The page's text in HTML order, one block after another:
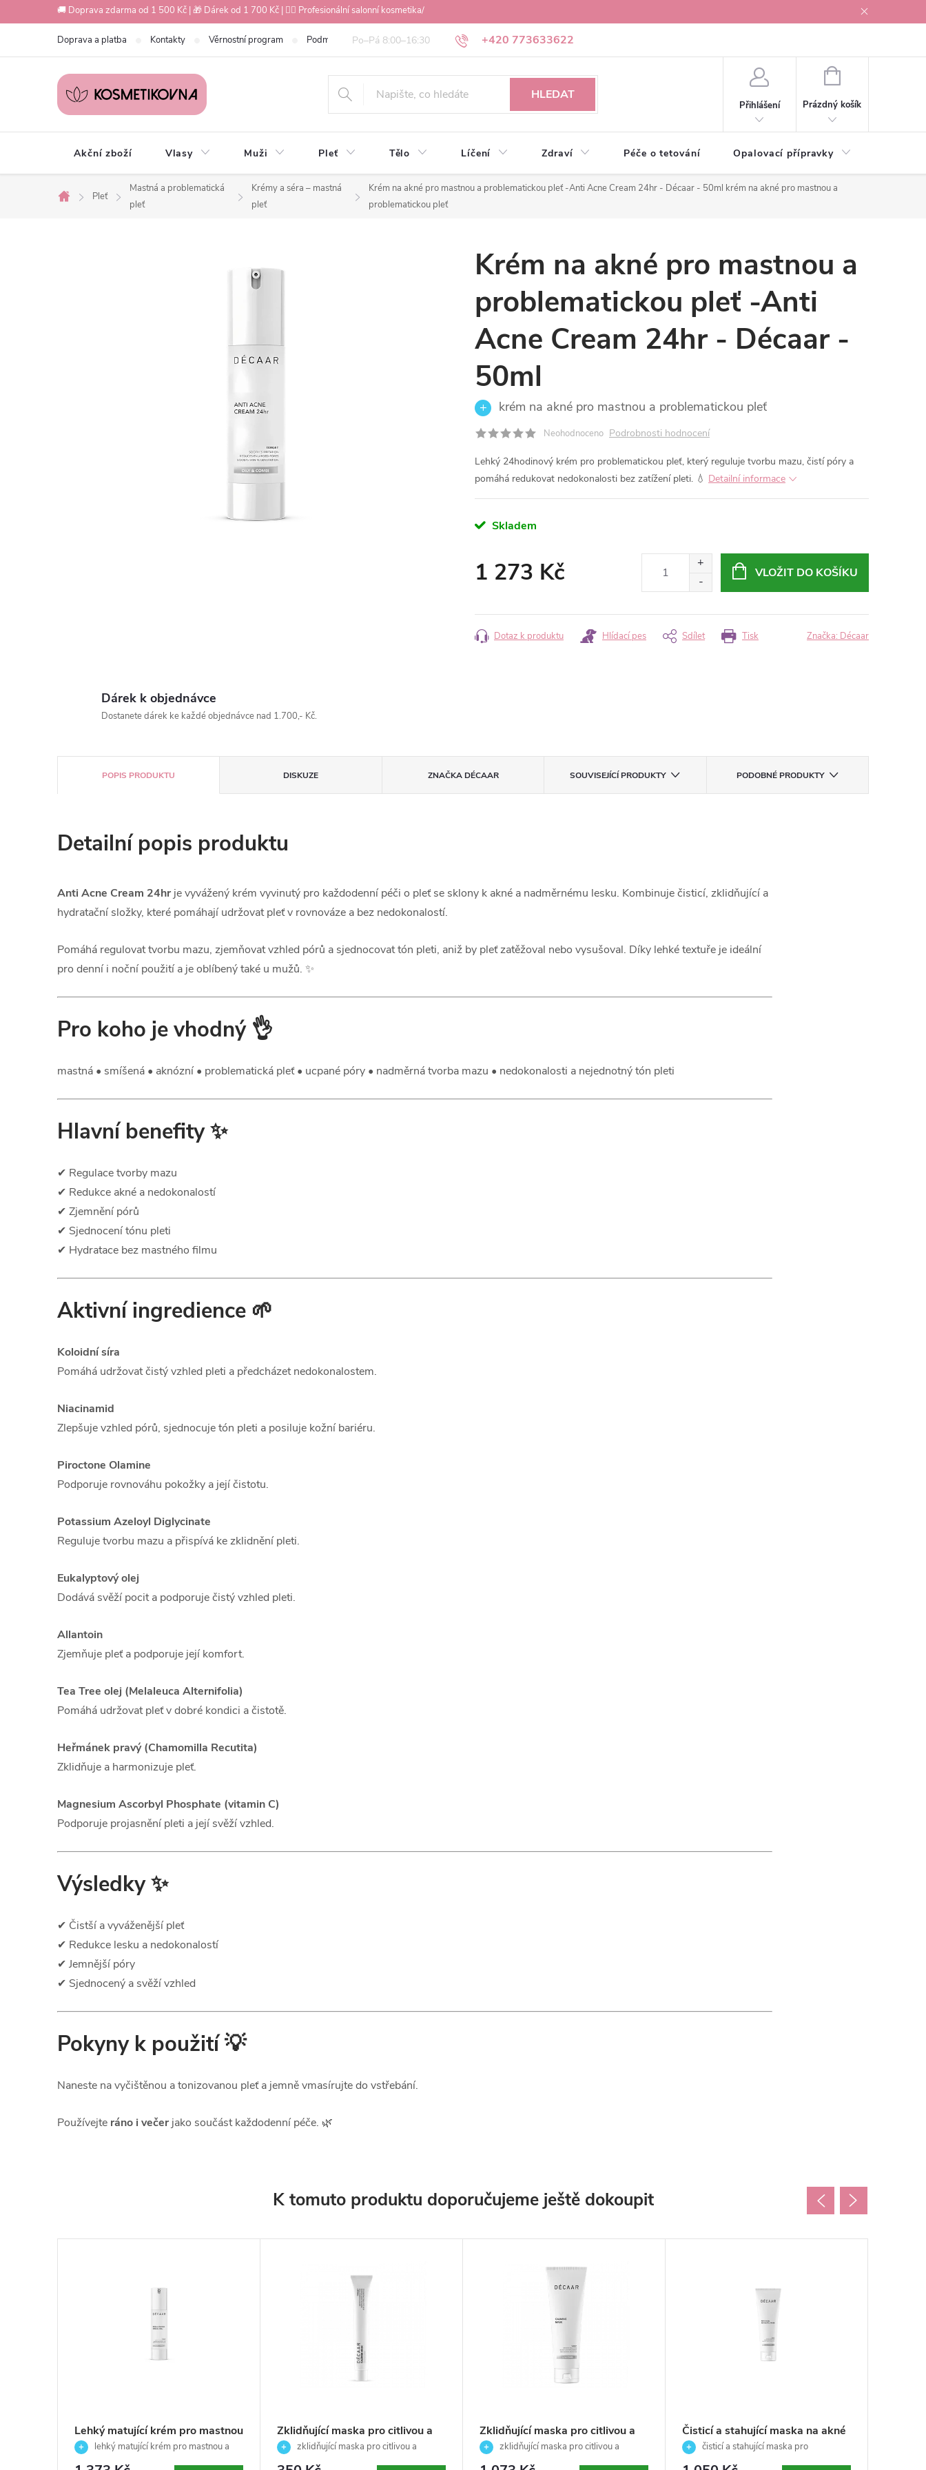
na
🚚 Doprava zdarma od 1 500 Kč | 🎁 Dárek od 1 700 Kč | 💇‍♀️ Profesionální salonní kosmetika/
+420 773633622
Doprava a platba Kontakty Věrnostní program Podmínky ochrany osobních údajů Obchodní podmínky Osobní odběr v Ostravě
HLEDAT
Přihlášení
NÁKUPNÍ
Prázdný košík
Akční zboží Vlasy Muži Pleť Tělo Líčení Zdraví Péče o tetování Opalovací přípravky
Domů
Pleť
Mastná a problematická
pleť
Krémy a séra – mastná
pleť
Krém na akné pro mastnou a problematickou pleť -Anti Acne Cream 24hr - Décaar - 50ml krém na akné pro mastnou a
problematickou pleť
Krém na akné pro mastnou a
problematickou pleť -Anti
Acne Cream 24hr - Décaar -
50ml
krém na akné pro mastnou a problematickou pleť
Neohodnoceno Podrobnosti hodnocení
Lehký 24hodinový krém pro problematickou pleť, který reguluje tvorbu mazu, čistí póry a
pomáhá redukovat nedokonalosti bez zatížení pleti. 💧 Detailní informace
Skladem
1 273 Kč VLOŽIT DO KOŠÍKU
Tisk
Dotaz k produktu Hlídací pes Sdílet Značka: Décaar
Dárek k objednávce
Dostanete dárek ke každé objednávce nad 1.700,- Kč.
POPIS PRODUKTU DISKUZE ZNAČKADÉCAAR SOUVISEJÍCÍ PRODUKTY PODOBNÉ PRODUKTY
Detailní popis produktu
Anti Acne Cream 24hr je vyvážený krém vyvinutý pro každodenní péči o pleť se sklony k akné a nadměrnému lesku. Kombinuje čisticí, zklidňující a
hydratační složky, které pomáhají udržovat pleť v rovnováze a bez nedokonalostí.
Pomáhá regulovat tvorbu mazu, zjemňovat vzhled pórů a sjednocovat tón pleti, aniž by pleť zatěžoval nebo vysušoval. Díky lehké textuře je ideální
pro denní i noční použití a je oblíbený také u mužů. ✨
Pro koho je vhodný 👌
mastná • smíšená • aknózní • problematická pleť • ucpané póry • nadměrná tvorba mazu • nedokonalosti a nejednotný tón pleti
Hlavní benefity ✨
✔ Regulace tvorby mazu
✔ Redukce akné a nedokonalostí
✔ Zjemnění pórů
✔ Sjednocení tónu pleti
✔ Hydratace bez mastného filmu
Aktivní ingredience 🌱
Koloidní síra
Pomáhá udržovat čistý vzhled pleti a předcházet nedokonalostem.
Niacinamid
Zlepšuje vzhled pórů, sjednocuje tón pleti a posiluje kožní bariéru.
Piroctone Olamine
Podporuje rovnováhu pokožky a její čistotu.
Potassium Azeloyl Diglycinate
Reguluje tvorbu mazu a přispívá ke zklidnění pleti.
Eukalyptový olej
Dodává svěží pocit a podporuje čistý vzhled pleti.
Allantoin
Zjemňuje pleť a podporuje její komfort.
Tea Tree olej (Melaleuca Alternifolia)
Pomáhá udržovat pleť v dobré kondici a čistotě.
Heřmánek pravý (Chamomilla Recutita)
Zklidňuje a harmonizuje pleť.
Magnesium Ascorbyl Phosphate (vitamin C)
Podporuje projasnění pleti a její svěží vzhled.
Výsledky ✨
✔ Čistší a vyváženější pleť
✔ Redukce lesku a nedokonalostí
✔ Jemnější póry
✔ Sjednocený a svěží vzhled
Pokyny k použití 💡
Naneste na vyčištěnou a tonizovanou pleť a jemně vmasírujte do vstřebání.
Používejte ráno i večer jako součást každodenní péče. 🌿
K tomuto produktu doporučujeme ještě dokoupit
Lehký matující krém pro mastnou
a problematickou pleť -
Rebalancing Cream 24hr-
lehký matující krém pro mastnou a
problematickou pleť
Zklidňující maska pro citlivou a
podrážděnou pleť -Calming
Mask - Décaar - 20ml
zklidňující maska pro citlivou a
podrážděnou pleť
Zklidňující maska pro citlivou a
podrážděnou pleť -Calming
Mask - Décaar - 50ml
zklidňující maska pro citlivou a
podrážděnou pleť ✨
Čisticí a stahující maska na akné
- Anti-Acne Antiseptic Mask -
Décaar - 50ml
čisticí a stahující maska pro
problematickou a aknózní pleť